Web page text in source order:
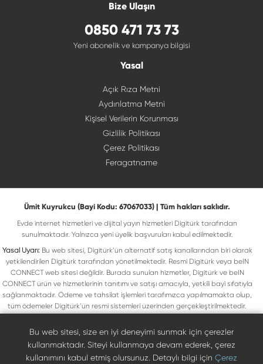
Bize Ulaşın
0850 471 73 73
Yeni abonelik ve kampanya bilgisi
Yasal
Açık Rıza Metni
Aydınlatma Metni
Kişisel Verilerin Korunması
Gizlilik Politikası
Çerez Politikası
Feragatname
Ümit Kuyrukcu (Bayi Kodu: 67067033) | Tüm hakları saklıdır.
Evde internet hizmetleri ve dijital yayın hizmetleri Digitürk tarafından
sunulmaktadır. Yalnızca yeni üyelik başvuruları kabul edilmektedir.
Yasal Uyarı:Bu web sitesi, Digitürk’ün alternatif satış kanallarından biri olarak
yetkilendirilen Digitürk tarafından yönetilmektedir. Resmi Digitürk veya beIN
CONNECT web sitesi değildir. Burada sunulan hizmetler, Digitürk ve beIN
CONNECT ürün ve hizmetlerinin tanıtımı ve satışı amacıyla, yetkili bayi sıfatıyla
sağlanmaktadır. Ödeme ve tahsilat işlemleri tarafımızca yapılmamakta olup,
tüm ödemeler Digitürk’ün resmi sistemleri üzerinden gerçekleştirilmektedir.
koruma altındadır. Bu markalar, yalnızca marka sahiplerinin kullanım koşullarına
uygun şekilde kullanılmaktadır. Digitürk veya beIN CONNECT’in resmi web
sitelerine ulaşmak için ilgili markaların doğrudan resmi kanallarını ziyaret
edebilirsiniz.
Bu web sitesi, size en iyi deneyimi sunmak için çerezler
kullanmaktadır. Siteyi kullanmaya devam ederek, çerez
kullanımını kabul etmiş olursunuz. Detaylı bilgi için Çerez